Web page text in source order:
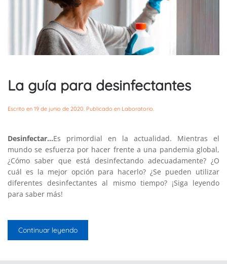
La guía para desinfectantes
Escrito en 19 de junio de 2020 . Publicado en Laboratorio
Desinfectar…Es primordial en la actualidad. Mientras el
mundo se esfuerza por hacer frente a una pandemia global,
¿Cómo saber que está desinfectando adecuadamente? ¿O
cuál es la mejor opción para hacerlo? ¿Se pueden utilizar
diferentes desinfectantes al mismo tiempo? ¡Siga leyendo
para saber más!
Continuar leyendo